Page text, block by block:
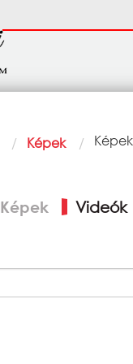
Képek Képek
Képek Videók